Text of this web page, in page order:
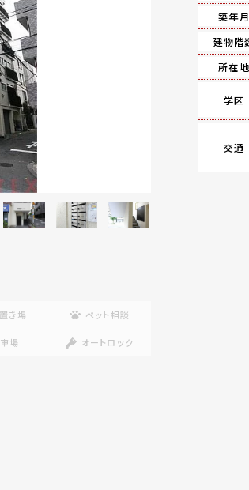
き場 ペット相談
場 オートロック
築年月
建物階
所在地
学区
交通